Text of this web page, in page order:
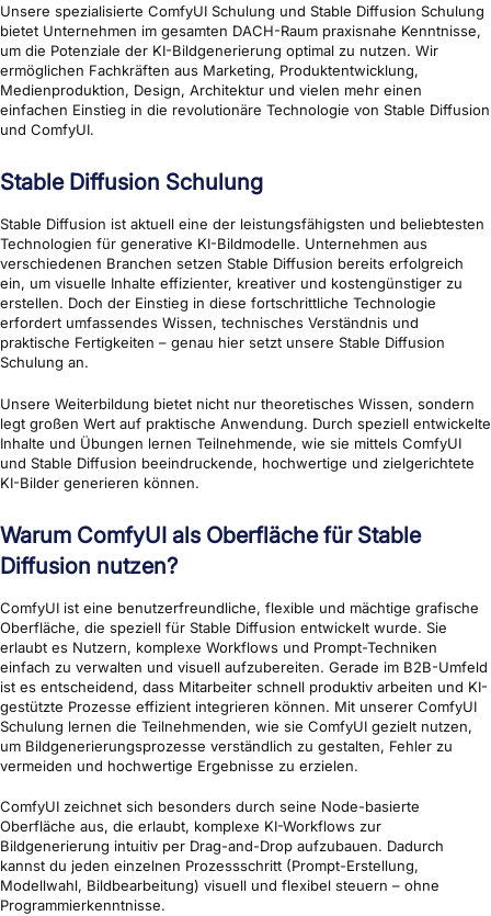
Unsere spezialisierte ComfyUI Schulung und Stable Diffusion Schulung
bietet Unternehmen im gesamten DACH-Raum praxisnahe Kenntnisse,
um die Potenziale der KI-Bildgenerierung optimal zu nutzen. Wir
ermöglichen Fachkräften aus Marketing, Produktentwicklung,
Medienproduktion, Design, Architektur und vielen mehr einen
einfachen Einstieg in die revolutionäre Technologie von Stable Diffusion
und ComfyUI.
Stable Diffusion Schulung
Stable Diffusion ist aktuell eine der leistungsfähigsten und beliebtesten
Technologien für generative KI-Bildmodelle. Unternehmen aus
verschiedenen Branchen setzen Stable Diffusion bereits erfolgreich
ein, um visuelle Inhalte effizienter, kreativer und kostengünstiger zu
erstellen. Doch der Einstieg in diese fortschrittliche Technologie
erfordert umfassendes Wissen, technisches Verständnis und
praktische Fertigkeiten – genau hier setzt unsere Stable Diffusion
Schulung an.
Unsere Weiterbildung bietet nicht nur theoretisches Wissen, sondern
legt großen Wert auf praktische Anwendung. Durch speziell entwickelte
Inhalte und Übungen lernen Teilnehmende, wie sie mittels ComfyUI
und Stable Diffusion beeindruckende, hochwertige und zielgerichtete
KI-Bilder generieren können.
Warum ComfyUI als Oberfläche für Stable
Diffusion nutzen?
ComfyUI ist eine benutzerfreundliche, flexible und mächtige grafische
Oberfläche, die speziell für Stable Diffusion entwickelt wurde. Sie
erlaubt es Nutzern, komplexe Workflows und Prompt-Techniken
einfach zu verwalten und visuell aufzubereiten. Gerade im B2B-Umfeld
ist es entscheidend, dass Mitarbeiter schnell produktiv arbeiten und KI-
gestützte Prozesse effizient integrieren können. Mit unserer ComfyUI
Schulung lernen die Teilnehmenden, wie sie ComfyUI gezielt nutzen,
um Bildgenerierungsprozesse verständlich zu gestalten, Fehler zu
vermeiden und hochwertige Ergebnisse zu erzielen.
ComfyUI zeichnet sich besonders durch seine Node-basierte
Oberfläche aus, die erlaubt, komplexe KI-Workflows zur
Bildgenerierung intuitiv per Drag-and-Drop aufzubauen. Dadurch
kannst du jeden einzelnen Prozessschritt (Prompt-Erstellung,
Modellwahl, Bildbearbeitung) visuell und flexibel steuern – ohne
Programmierkenntnisse.